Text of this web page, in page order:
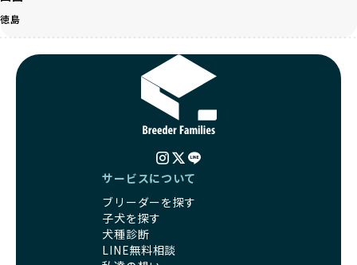
家庭に迎えたその日から、すでに社会性の基盤ができている
ため、新しい環境にもスムーズに適応できます。
これにより、飼い主さんにとっても安心してスタートできる
でしょう。
BreederFamiliesのブリーダーは、犬種に関する豊富な知識
と経験を持っています。そのため、子犬を迎えた後の健康管
理やしつけ、生活スタイルに合わせた育て方について、丁寧
なアドバイスを受けられます。「この犬種ならではの特徴
ば、専門的な視点から解決のヒントをもらえるのも安心でき
るポイントです。
クリアした方々だけです。運営チームがブリーダーに直接ヒ
アリングを行い、現地確認を経て透明性の高い情報を公開し
これにより、ユーザーは見た目だけでなく、育成環境や健康
え、早く手放すことを考えます。場合によっては、悪徳保護
団体に引き渡されることもあり、ワンちゃんの生活が不安定
になる可能性が高まります。
引退犬に対する扱いがどうなっているかも、優良ブリーダー
を見分けるポイントとなります。
「引退犬も大切に」の詳細はこちら
社会化とは、ワンちゃんが人間や他の犬、日常の環境にスム
ーズに適応できるようにするプロセスです。ワンちゃんの社
会化は、生後3週間から12週間頃の「社会化期」と呼ばれる
時期が特に重要です。この期間は、ブリーダーが飼育してい
る時期と重なるため、ワンちゃんが人や他の犬、家庭環境に
対して適応力を高めるための基礎を築く貴重な機会となりま
優良ブリーダーは、母犬との愛情ある触れ合いや、兄弟犬や
徳島
サービスについて
ブリーダーを探す
子犬を探す
犬種診断
LINE無料相談